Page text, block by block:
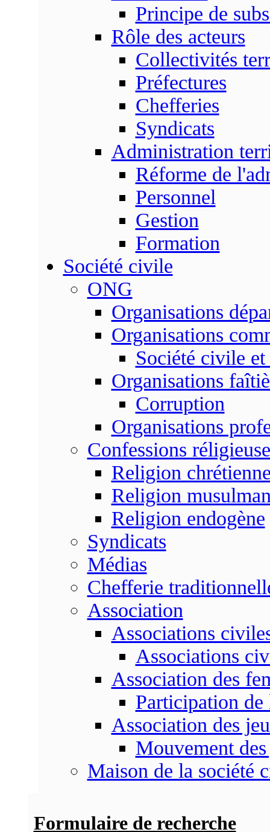
Principe de
Rôle des acteurs
Collectivités
Préfectures
Chefferies
Syndicats
Administration
Réforme de
Personnel
Gestion
Formation
Société civile
ONG
Organisations
Organisations
Société civile
Organisations
Corruption
Organisations
Confessions
Religion
Religion
Religion endogène
Syndicats
Médias
Chefferie
Association
Associations
Associations
Association des
Participation de
Association des
Mouvement
Maison de la société
Formulaire de recherche